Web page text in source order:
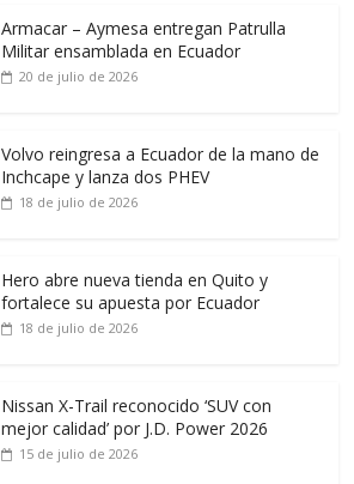
Armacar – Aymesa entregan Patrulla
Militar ensamblada en Ecuador
20 de julio de 2026
Volvo reingresa a Ecuador de la mano de
Inchcape y lanza dos PHEV
18 de julio de 2026
Hero abre nueva tienda en Quito y
fortalece su apuesta por Ecuador
18 de julio de 2026
Nissan X-Trail reconocido ‘SUV con
mejor calidad’ por J.D. Power 2026
15 de julio de 2026